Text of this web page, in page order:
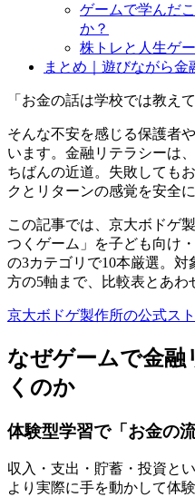
ゲームで学んだ
か？
株トレと人生ゲ
まとめ｜遊びながら金
「お金の話は学校では教え
そんな不安を感じる保護者
います。金融リテラシーは
ちばんの近道。失敗しても
クとリターンの感覚を安全
この記事では、京大ボドゲ
つくゲーム」を子ども向け
の3カテゴリで10本厳選。
方の5軸まで、比較表とあわ
京大ボドゲ製作所の公式ス
なぜゲームで金融
くのか
体験型学習で「お金の
収入・支出・貯蓄・投資と
より実際に手を動かして体